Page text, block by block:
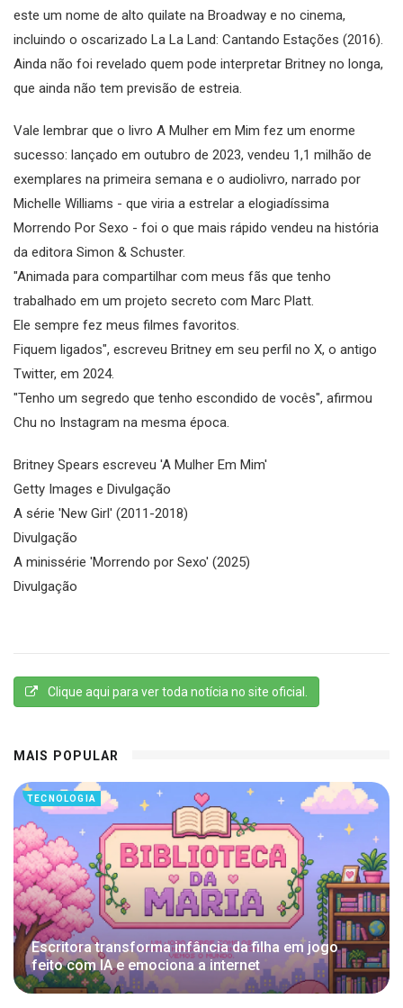
este um nome de alto quilate na Broadway e no cinema,
incluindo o oscarizado La La Land: Cantando Estações (2016).
Ainda não foi revelado quem pode interpretar Britney no longa,
que ainda não tem previsão de estreia.
Vale lembrar que o livro A Mulher em Mim fez um enorme
sucesso: lançado em outubro de 2023, vendeu 1,1 milhão de
exemplares na primeira semana e o audiolivro, narrado por
Michelle Williams - que viria a estrelar a elogiadíssima
Morrendo Por Sexo - foi o que mais rápido vendeu na história
da editora Simon & Schuster.
"Animada para compartilhar com meus fãs que tenho
trabalhado em um projeto secreto com Marc Platt.
Ele sempre fez meus filmes favoritos.
Fiquem ligados", escreveu Britney em seu perfil no X, o antigo
Twitter, em 2024.
"Tenho um segredo que tenho escondido de vocês", afirmou
Chu no Instagram na mesma época.
Britney Spears escreveu 'A Mulher Em Mim'
Getty Images e Divulgação
A série 'New Girl' (2011-2018)
Divulgação
A minissérie 'Morrendo por Sexo' (2025)
Divulgação
Clique aqui para ver toda notícia no site oficial.
MAIS POPULAR
TECNOLOGIA
Escritora transforma infância da filha em jogo
feito com IA e emociona a internet